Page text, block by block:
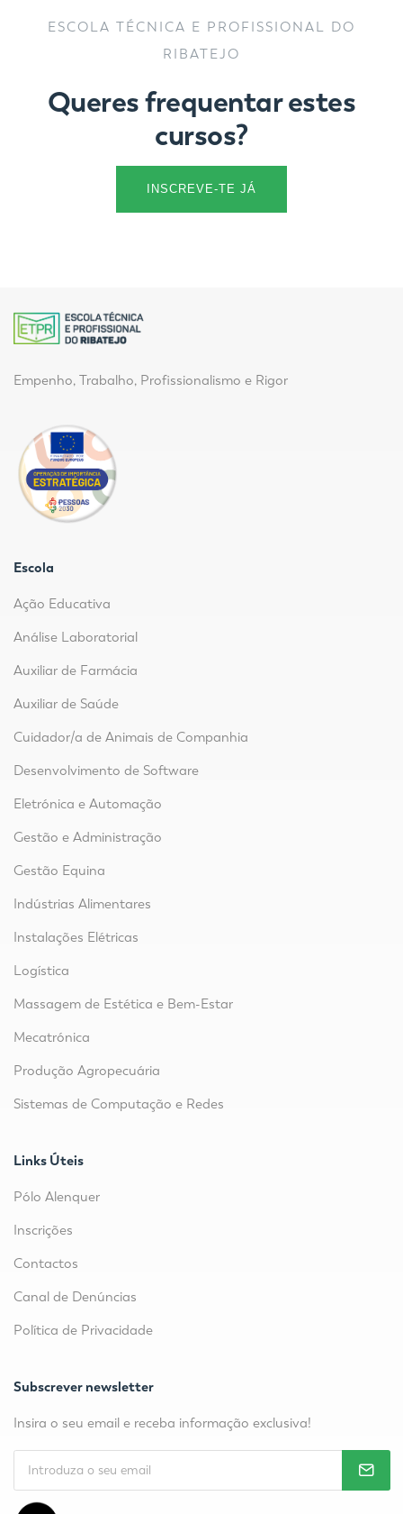
ESCOLA TÉCNICA E PROFISSIONAL DO
RIBATEJO
Queres frequentar estes
cursos?
INSCREVE-TE JÁ
Empenho, Trabalho, Profissionalismo e Rigor
Escola
Ação Educativa
Análise Laboratorial
Auxiliar de Farmácia
Auxiliar de Saúde
Cuidador/a de Animais de Companhia
Desenvolvimento de Software
Eletrónica e Automação
Gestão e Administração
Gestão Equina
Indústrias Alimentares
Instalações Elétricas
Logística
Massagem de Estética e Bem-Estar
Mecatrónica
Produção Agropecuária
Sistemas de Computação e Redes
Links Úteis
Pólo Alenquer
Inscrições
Contactos
Canal de Denúncias
Política de Privacidade
Subscrever newsletter
Insira o seu email e receba informação exclusiva!